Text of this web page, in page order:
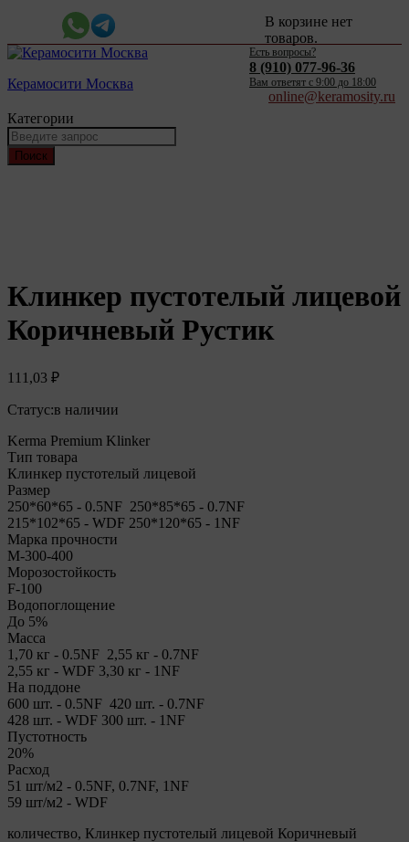
Керамосити Москва
В корзине нет
товаров.
Категории
Поиск
Есть вопросы?
8 (910) 077-96-36
Вам ответят c 9:00 до 18:00
online@keramosity.ru
Клинкер пустотелый лицевой
Коричневый Рустик
111,03 ₽
Статус:в наличии
Kerma Premium Klinker
Тип товара
Клинкер пустотелый лицевой
Размер
250*60*65 - 0.5NF 250*85*65 - 0.7NF
215*102*65 - WDF 250*120*65 - 1NF
Марка прочности
М-300-400
Морозостойкость
F-100
Водопоглощение
До 5%
Масса
1,70 кг - 0.5NF 2,55 кг - 0.7NF
2,55 кг - WDF 3,30 кг - 1NF
На поддоне
600 шт. - 0.5NF 420 шт. - 0.7NF
428 шт. - WDF 300 шт. - 1NF
Пустотность
20%
Расход
51 шт/м2 - 0.5NF, 0.7NF, 1NF
59 шт/м2 - WDF
количество, Клинкер пустотелый лицевой Коричневый